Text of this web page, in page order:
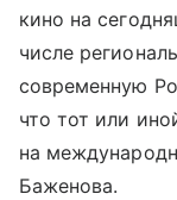
кино на
числе
современную
что тот или
на
Баженова.